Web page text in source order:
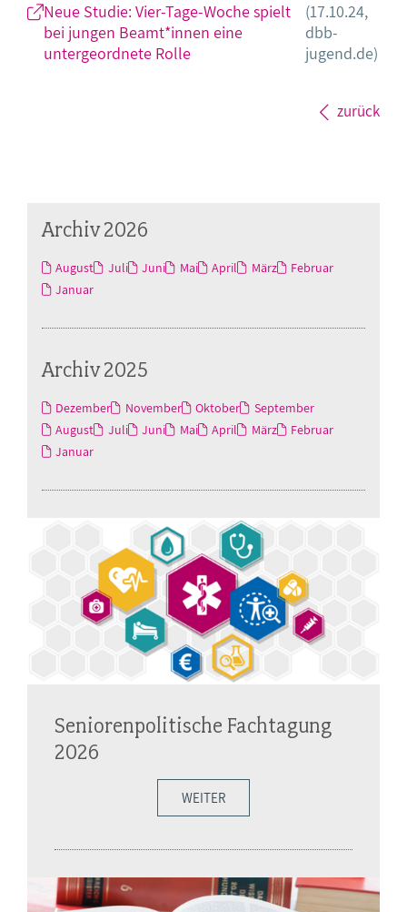
Neue Studie: Vier-Tage-Woche spielt
bei jungen Beamt*innen eine
untergeordnete Rolle
(17.10.24,
dbb-
jugend.de)
zurück
Archiv 2026
August Juli Juni Mai April März
Februar
Januar
Archiv 2025
Dezember November Oktober
September
August
Juli Juni Mai April März
Februar
Januar
Seniorenpolitische Fachtagung
2026
WEITER